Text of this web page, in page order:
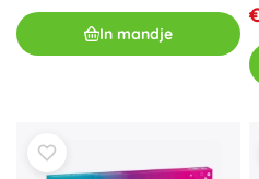
In mandje